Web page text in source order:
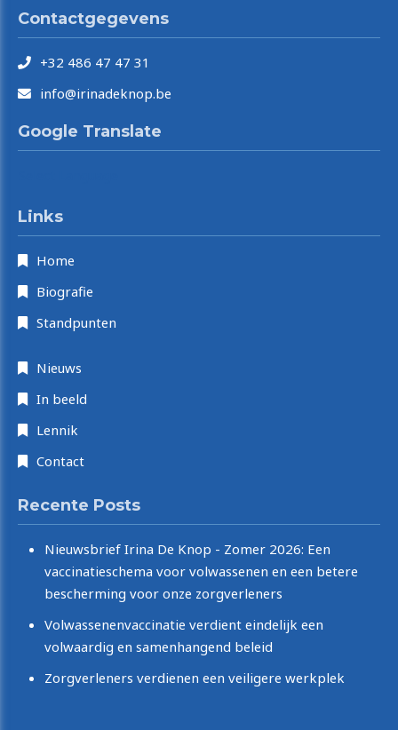
Contactgegevens
+32 486 47 47 31
info@irinadeknop.be
Google Translate
Links
Home
Biografie
Standpunten
Nieuws
In beeld
Lennik
Contact
Recente Posts
Nieuwsbrief Irina De Knop - Zomer 2026: Een
vaccinatieschema voor volwassenen en een betere
bescherming voor onze zorgverleners
Volwassenenvaccinatie verdient eindelijk een
volwaardig en samenhangend beleid
Zorgverleners verdienen een veiligere werkplek